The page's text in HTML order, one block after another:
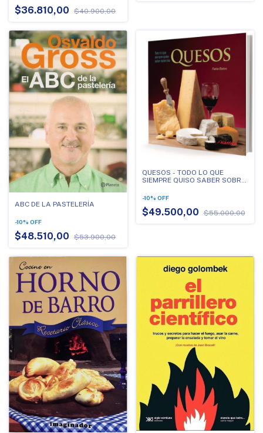
$36.810,00 $40.900,00
ABC DE LA PASTELERÍA
-10% OFF
$48.510,00 $53.900,00
QUESOS - TODO LO QUE
SIEMPRE QUISO SABER SOBRE
-10% OFF
$49.500,00 $55.000,00